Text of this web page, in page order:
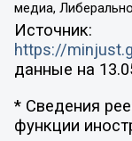
медиа,
Источник:
https://
данные на
* Сведения
функции